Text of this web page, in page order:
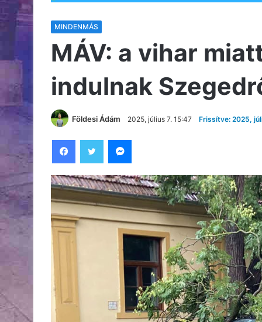
MINDENMÁS
MÁV: a vihar
indulnak
Földesi Ádám 2025, július 7. 15:47 Frissítve: 2025,